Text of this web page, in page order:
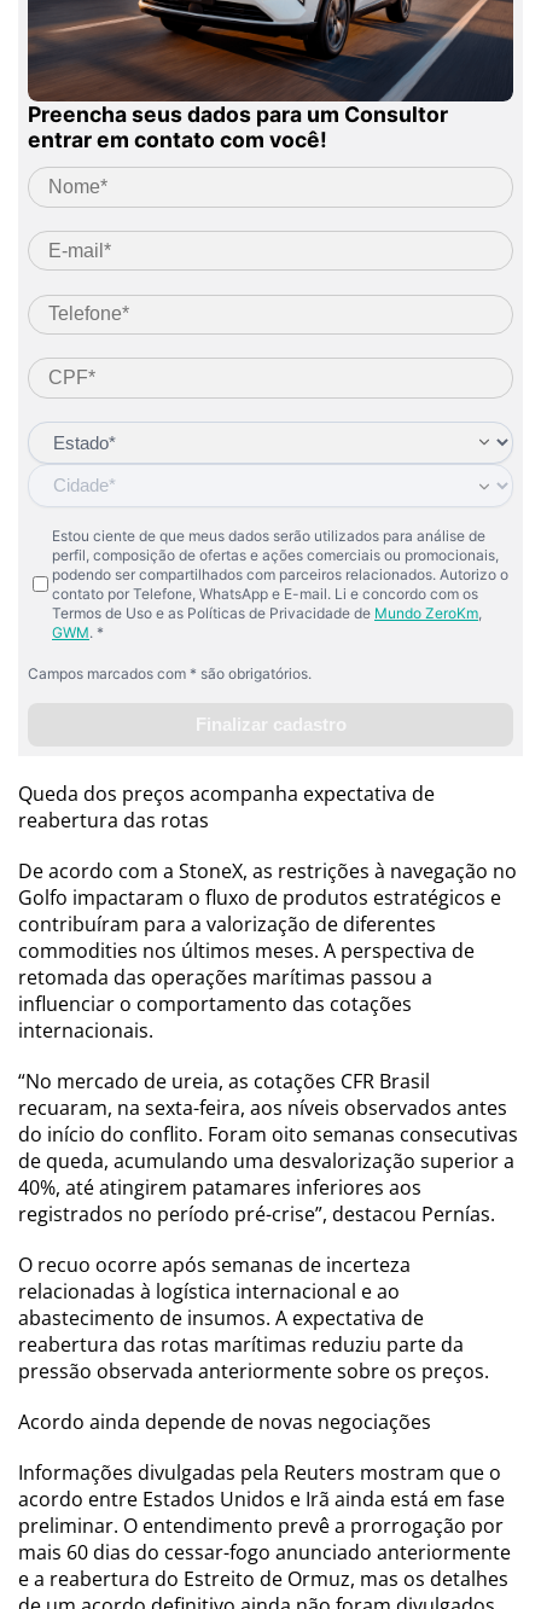
Queda dos preços acompanha expectativa de
reabertura das rotas
De acordo com a StoneX, as restrições à navegação no
Golfo impactaram o fluxo de produtos estratégicos e
contribuíram para a valorização de diferentes
commodities nos últimos meses. A perspectiva de
retomada das operações marítimas passou a
influenciar o comportamento das cotações
internacionais.
“No mercado de ureia, as cotações CFR Brasil
recuaram, na sexta-feira, aos níveis observados antes
do início do conflito. Foram oito semanas consecutivas
de queda, acumulando uma desvalorização superior a
40%, até atingirem patamares inferiores aos
registrados no período pré-crise”, destacou Pernías.
O recuo ocorre após semanas de incerteza
relacionadas à logística internacional e ao
abastecimento de insumos. A expectativa de
reabertura das rotas marítimas reduziu parte da
pressão observada anteriormente sobre os preços.
Acordo ainda depende de novas negociações
Informações divulgadas pela Reuters mostram que o
acordo entre Estados Unidos e Irã ainda está em fase
preliminar. O entendimento prevê a prorrogação por
mais 60 dias do cessar-fogo anunciado anteriormente
e a reabertura do Estreito de Ormuz, mas os detalhes